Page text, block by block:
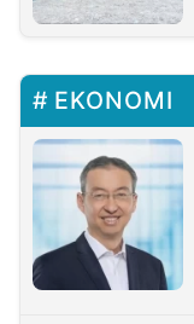
EKONOMI